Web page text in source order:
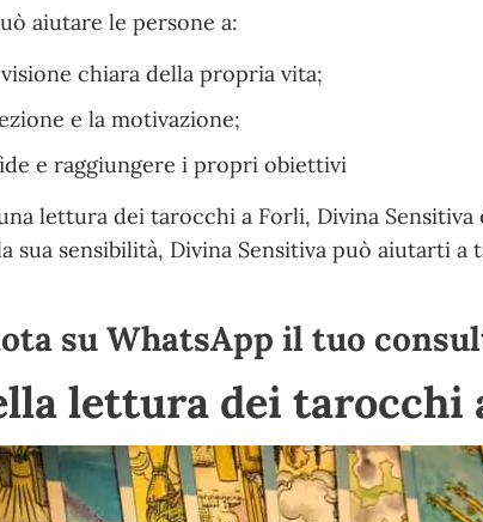
aiutare le persone a:
chiara della propria vita;
e la motivazione;
e raggiungere i propri obiettivi
lettura dei tarocchi a Forli, Divina
sua sensibilità, Divina Sensitiva può aiutarti
su WhatsApp il tuo
lettura dei tarocchi